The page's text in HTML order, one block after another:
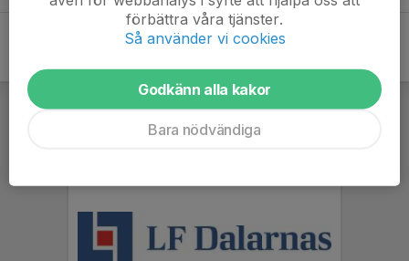
förbättra våra tjänster.
Så använder vi cookies
Godkänn alla kakor
Bara nödvändiga